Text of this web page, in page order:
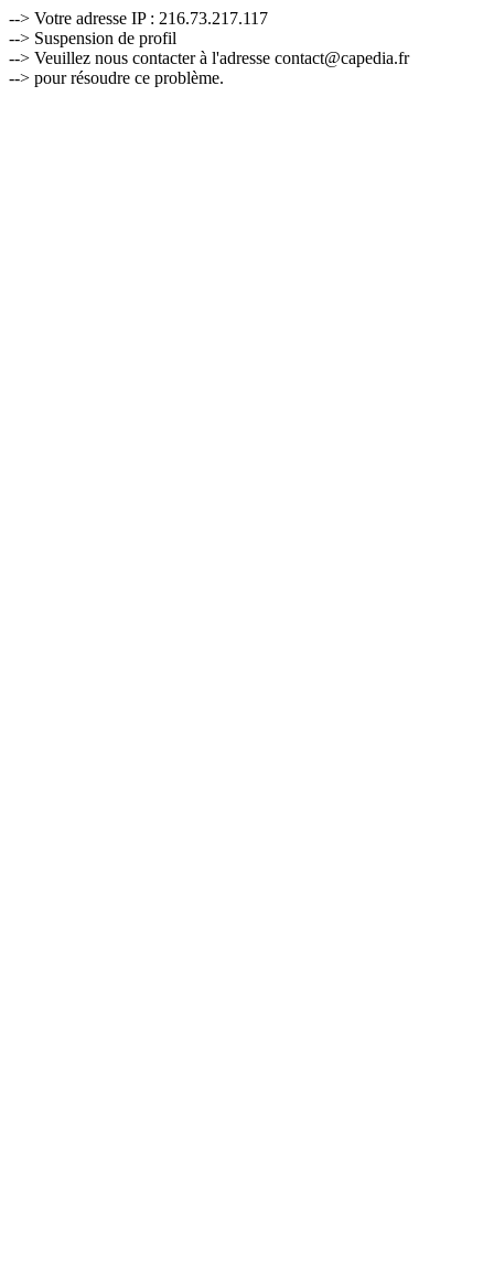
--> Votre adresse IP : 216.73.217.117
--> Suspension de profil
--> Veuillez nous contacter à l'adresse contact@capedia.fr
--> pour résoudre ce problème.